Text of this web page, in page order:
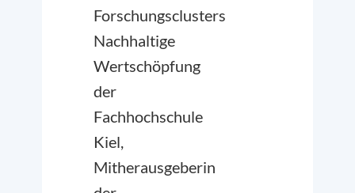
Forschungsclusters
Nachhaltige
Wertschöpfung
der
Fachhochschule
Kiel,
Mitherausgeberin